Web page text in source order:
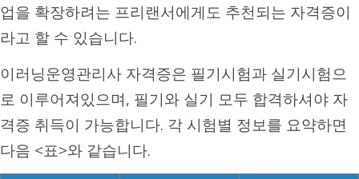
업을 확장하려는 프리랜서에게도 추천되는 자격증이
라고 할 수 있습니다.
이러닝운영관리사 자격증은 필기시험과 실기시험으
로 이루어져있으며, 필기와 실기 모두 합격하셔야 자
격증 취득이 가능합니다. 각 시험별 정보를 요약하면
다음 <표>와 같습니다.